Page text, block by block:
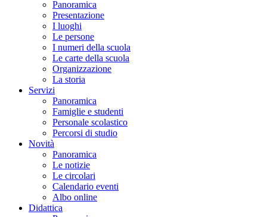
Panoramica
Presentazione
I luoghi
Le persone
I numeri della scuola
Le carte della scuola
Organizzazione
La storia
Servizi
Panoramica
Famiglie e studenti
Personale scolastico
Percorsi di studio
Novità
Panoramica
Le notizie
Le circolari
Calendario eventi
Albo online
Didattica